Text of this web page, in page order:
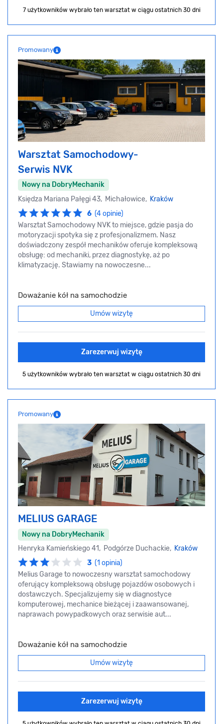
7 użytkowników wybrało ten warsztat w ciągu ostatnich 30 dni
Promowany
Warsztat Samochodowy-
Serwis NVK
Nowy na DobryMechanik
Księdza Mariana Pałęgi 43, Michałowice, Kraków
6 (4 opinie)
Warsztat Samochodowy NVK to miejsce, gdzie pasja do
motoryzacji spotyka się z profesjonalizmem. Nasz
doświadczony zespół mechaników oferuje kompleksową
obsługę: od mechaniki, przez diagnostykę, aż po
klimatyzację. Stawiamy na nowoczesne...
Doważanie kół na samochodzie
Umów wizytę
Zarezerwuj wizytę
5 użytkowników wybrało ten warsztat w ciągu ostatnich 30 dni
Promowany
MELIUS GARAGE
Nowy na DobryMechanik
Henryka Kamieńskiego 41, Podgórze Duchackie, Kraków
3 (1 opinia)
Melius Garage to nowoczesny warsztat samochodowy
oferujący kompleksową obsługę pojazdów osobowych i
dostawczych. Specjalizujemy się w diagnostyce
komputerowej, mechanice bieżącej i zaawansowanej,
naprawach powypadkowych oraz serwisie aut...
Doważanie kół na samochodzie
Umów wizytę
Zarezerwuj wizytę